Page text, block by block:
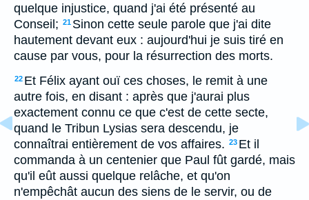
quelque injustice, quand j'ai été présenté au
Conseil; 21 Sinon cette seule parole que j'ai dite
hautement devant eux : aujourd'hui je suis tiré en
cause par vous, pour la résurrection des morts.
22 Et Félix ayant ouï ces choses, le remit à une
autre fois, en disant : après que j'aurai plus
exactement connu ce que c'est de cette secte,
quand le Tribun Lysias sera descendu, je
connaîtrai entièrement de vos affaires. 23 Et il
commanda à un centenier que Paul fût gardé, mais
qu'il eût aussi quelque relâche, et qu'on
n'empêchât aucun des siens de le servir, ou de